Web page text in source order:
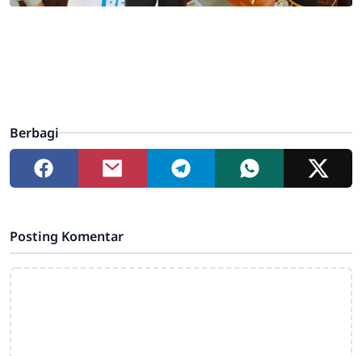
Berbagi
Posting Komentar